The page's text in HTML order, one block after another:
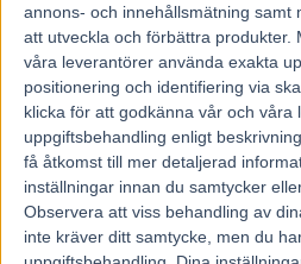
annons- och innehållsmätning samt
att utveckla och förbättra produkter.
våra leverantörer använda exakta
positionering och identifiering via
klicka för att godkänna vår och våra
uppgiftsbehandling enligt
få åtkomst till mer detaljerad
inställningar innan du samtycker
Observera att viss behandling av
inte kräver ditt samtycke, men du
avsågad.
Orecchietti såg vi senast när
egentligen behöver lopp i
gjorde ett topplopp och kontrade
Blir naturligtvis mycket
uträtta här.
Dragen då? Jo, tror mig har